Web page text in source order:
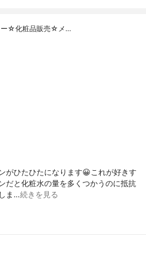
ー☆化粧品販売☆メ…
がひたひたになります😀これが好きす
だと化粧水の量を多くつかうのに抵抗
ま…続きを見る